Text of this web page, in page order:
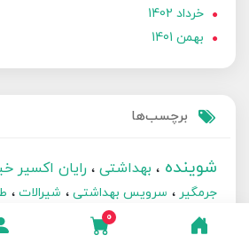
0
خرداد 1402
بهمن 1401
برچسب‌ها
شوینده بهداشتی رایان اکسیر
جرمگیر
سرویس بهداشتی شیرالات
ارگانیک